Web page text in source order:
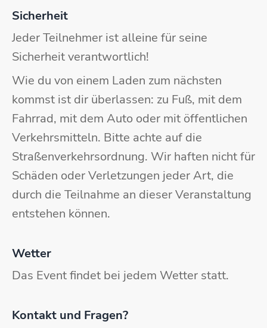
Sicherheit
Jeder Teilnehmer ist alleine für seine
Sicherheit verantwortlich!
Wie du von einem Laden zum nächsten
kommst ist dir überlassen: zu Fuß, mit dem
Fahrrad, mit dem Auto oder mit öffentlichen
Verkehrsmitteln. Bitte achte auf die
Straßenverkehrsordnung. Wir haften nicht für
Schäden oder Verletzungen jeder Art, die
durch die Teilnahme an dieser Veranstaltung
entstehen können.
Wetter
Das Event findet bei jedem Wetter statt.
Kontakt und Fragen?